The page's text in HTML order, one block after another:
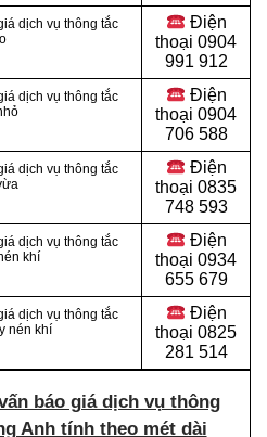
dịch vụ thông tắc
Điện
thoại 0904
991 912
dịch vụ thông tắc
Điện
thoại 0904
706 588
dịch vụ thông tắc
Điện
thoại 0835
748 593
dịch vụ thông tắc
khí
Điện
thoại 0934
655 679
dịch vụ thông tắc
nén khí
Điện
thoại 0825
281 514
báo giá dịch vụ thông
Anh tính theo mét dài